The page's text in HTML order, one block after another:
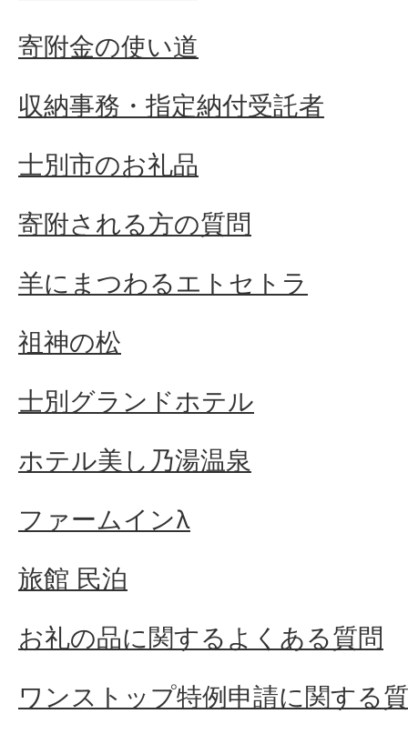
寄附金の使い道
収納事務・指定納付受託者
士別市のお礼品
寄附される方の質問
羊にまつわるエトセトラ
祖神の松
士別グランドホテル
ホテル美し乃湯温泉
ファームインλ
旅館 民泊
お礼の品に関するよくある質問
ワンストップ特例申請に関する